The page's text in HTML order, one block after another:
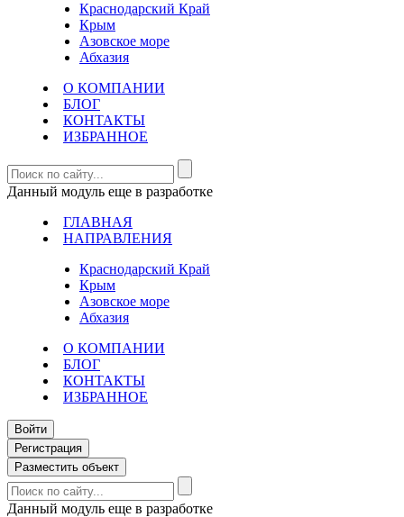
Краснодарский Край
Крым
Азовское море
Абхазия
О КОМПАНИИ
БЛОГ
КОНТАКТЫ
ИЗБРАННОЕ
Данный модуль еще в разработке
ГЛАВНАЯ
НАПРАВЛЕНИЯ
Краснодарский Край
Крым
Азовское море
Абхазия
О КОМПАНИИ
БЛОГ
КОНТАКТЫ
ИЗБРАННОЕ
Войти
Регистрация
Разместить объект
Данный модуль еще в разработке